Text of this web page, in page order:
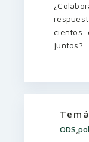
cientos
juntos?
ODS